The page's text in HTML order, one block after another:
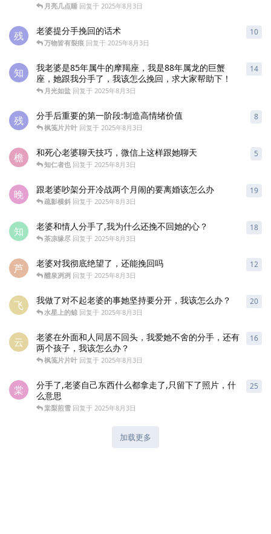
月亮几点睡 回复于 2025年8月3日
残 老婆提分手挽回的话术
万物皆有裂痕 回复于 2025年8月3日
10
知
我老婆是85年属牛的摩羯座，我是88年属龙的巨蟹
座，她跟我分手了，我该怎么挽回，求大家帮助下！
月光如盐 回复于 2025年8月3日
14
残 分手后重要的第一阶段:制造高情绪价值
枫笺片片叶 回复于 2025年8月3日
8
檐 和死心老婆聊天技巧，微信上这样跟她聊天
知仁者也 回复于 2025年8月3日
5
晚 跟老婆吵架分开冷战两个月闹的要离婚该怎么办
疏影横斜 回复于 2025年8月3日
19
知 老婆和情人分手了,我为什么还挽不回她的心？
茶凉缘尽 回复于 2025年8月3日
18
芦 老婆对我彻底绝望了，还能挽回吗
醴泉冽冽 回复于 2025年8月3日
12
飞 我做了对不起老婆的事她坚持要分开，我该怎么办？
水星上的鲸 回复于 2025年8月3日
20
云
老婆在外面和人同居不回头，我爱她不舍的分手，还有
两个孩子，我该怎么办？
枫笺片片叶 回复于 2025年8月3日
16
棠
分手了,老婆自己东西什么都拿走了,只留下了照片，什
么意思
棠梨煎雪 回复于 2025年8月3日
25
加载更多